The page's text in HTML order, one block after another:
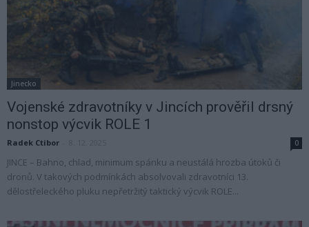
Jinecko
Vojenské zdravotníky v Jincích prověřil drsný
nonstop výcvik ROLE 1
Radek Ctibor 0
JINCE – Bahno, chlad, minimum spánku a neustálá hrozba útoků či
dronů. V takových podmínkách absolvovali zdravotníci 13.
dělostřeleckého pluku nepřetržitý taktický výcvik ROLE...